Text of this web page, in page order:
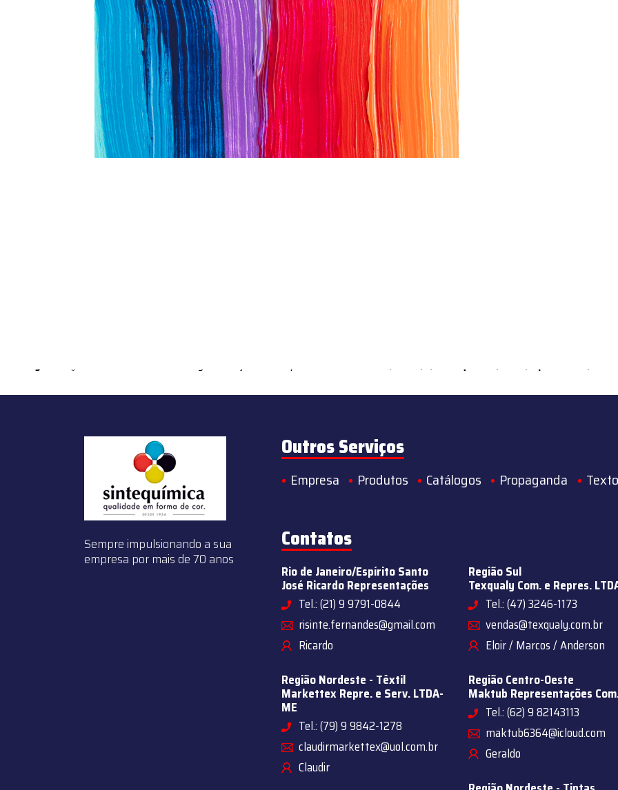
Warning : count(): Parameter must be an array or an object that implements Countable in /home/s/sintequimica/www/wp-content/
Sempre impulsionando a sua
empresa por mais de 70 anos
Outros Serviços
Empresa Produtos Catálogos Propaganda
Contatos
Rio de Janeiro/Espírito Santo
José Ricardo Representações
Tel.: (21) 9 9791-0844
risinte.fernandes@gmail.com
Ricardo
Região Sul
Texqualy Com. e Repres.
Tel.: (47) 3246-1173
vendas@texqualy.com.br
Eloir / Marcos / Anderson
Região Nordeste - Têxtil
Markettex Repre. e Serv. LTDA-
ME
Tel.: (79) 9 9842-1278
claudirmarkettex@uol.com.br
Claudir
Região Centro-Oeste
Maktub Representações
Tel.: (62) 9 82143113
maktub6364@icloud.com
Geraldo